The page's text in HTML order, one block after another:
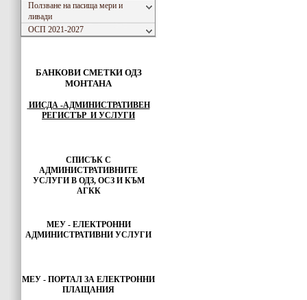
Ползване на пасища мери и
ливади
ОСП 2021-2027
БАНКОВИ СМЕТКИ ОДЗ
МОНТАНА
ИИСДА -АДМИНИСТРАТИВЕН
РЕГИСТЪР И УСЛУГИ
СПИСЪК С
АДМИНИСТРАТИВНИТЕ
УСЛУГИ В ОДЗ, ОСЗ И КЪМ
АГКК
МЕУ - ЕЛЕКТРОННИ
АДМИНИСТРАТИВНИ УСЛУГИ
МЕУ - ПОРТАЛ ЗА ЕЛЕКТРОННИ
ПЛАЩАНИЯ